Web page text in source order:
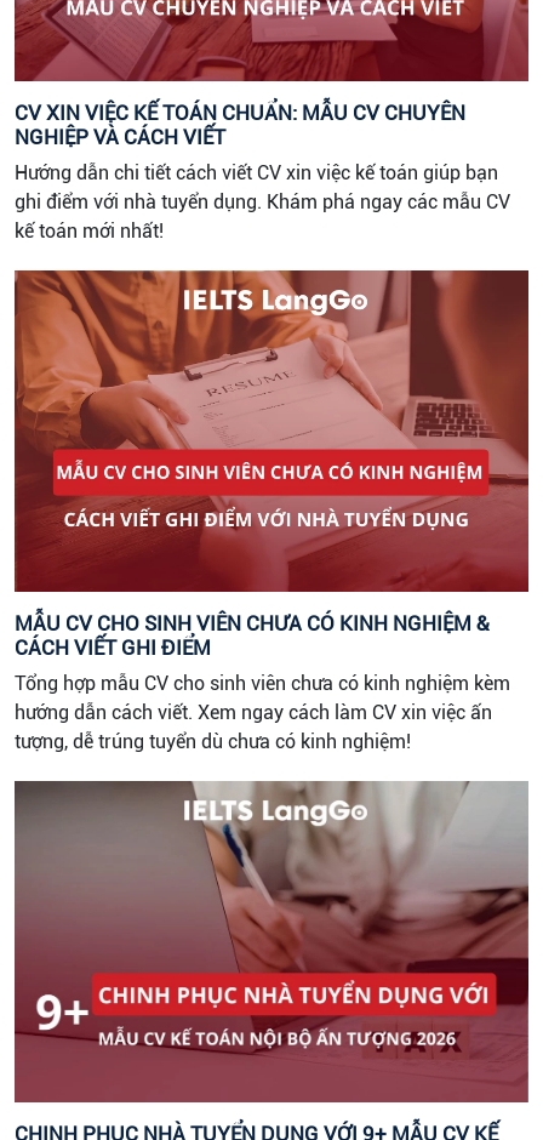
CV XIN VIỆC KẾ TOÁN CHUẨN: MẪU CV CHUYÊN
NGHIỆP VÀ CÁCH VIẾT
Hướng dẫn chi tiết cách viết CV xin việc kế toán giúp bạn
ghi điểm với nhà tuyển dụng. Khám phá ngay các mẫu CV
kế toán mới nhất!
MẪU CV CHO SINH VIÊN CHƯA CÓ KINH NGHIỆM &
CÁCH VIẾT GHI ĐIỂM
Tổng hợp mẫu CV cho sinh viên chưa có kinh nghiệm kèm
hướng dẫn cách viết. Xem ngay cách làm CV xin việc ấn
tượng, dễ trúng tuyển dù chưa có kinh nghiệm!
CHINH PHỤC NHÀ TUYỂN DỤNG VỚI 9+ MẪU CV KẾ